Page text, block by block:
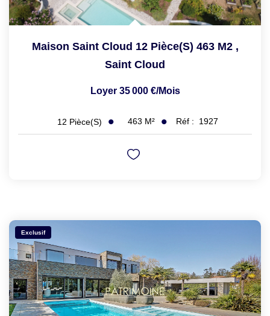
Notre Équipe
Actualités
Maison Saint Cloud 12 Pièce(s) 463 M2 ,
Saint Cloud
Loyer 35 000 €/mois
12 Pièce(s) 463 M² Réf : 1927
Exclusif